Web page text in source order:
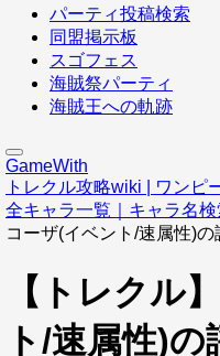
パーティ投稿検索
同盟掲示板
スゴフェス
海賊祭パーティ
海賊王への軌跡
GameWith
トレクル攻略wiki | ワンピ
全キャラ一覧｜キャラ名検
コーザ(イベント/速属性)の
【トレクル
ト/速属性)